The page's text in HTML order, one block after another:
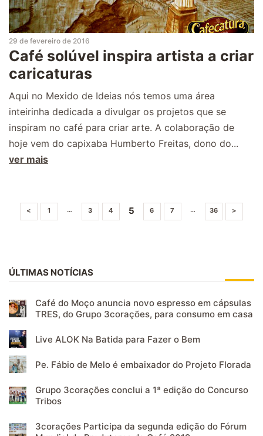
29 de fevereiro de 2016
Café solúvel inspira artista a criar
caricaturas
Aqui no Mexido de Ideias nós temos uma área
inteirinha dedicada a divulgar os projetos que se
inspiram no café para criar arte. A colaboração de
hoje vem do capixaba Humberto Freitas, dono do...
ver mais
< 1 … 3 4 5 6 7 … 36 >
ÚLTIMAS NOTÍCIAS
Café do Moço anuncia novo espresso em cápsulas
TRES, do Grupo 3corações, para consumo em casa
Live ALOK Na Batida para Fazer o Bem
Pe. Fábio de Melo é embaixador do Projeto Florada
Grupo 3corações conclui a 1ª edição do Concurso
Tribos
3corações Participa da segunda edição do Fórum